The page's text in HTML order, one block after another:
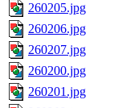
260205.jpg
260206.jpg
260207.jpg
260200.jpg
260201.jpg